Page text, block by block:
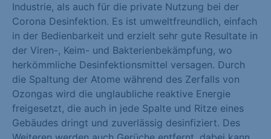
Industrie, als auch für die private Nutzung bei der
Corona Desinfektion. Es ist umweltfreundlich, einfach
in der Bedienbarkeit und erzielt sehr gute Resultate in
der Viren-, Keim- und Bakterienbekämpfung, wo
herkömmliche Desinfektionsmittel versagen. Durch
die Spaltung der Atome während des Zerfalls von
Ozongas wird die unglaubliche reaktive Energie
freigesetzt, die auch in jede Spalte und Ritze eines
Gebäudes dringt und zuverlässig desinfiziert. Des
Marketing (1)
Marketing-Cookies werden von Drittanbietern oder Publishern
verwendet, um personalisierte Werbung anzuzeigen. Sie tun
dies, indem sie Besucher über Websites hinweg verfolgen.
Cookie-Informationen anzeigen
Externe Medien (1)
Inhalte von Videoplattformen und Social-Media-Plattformen